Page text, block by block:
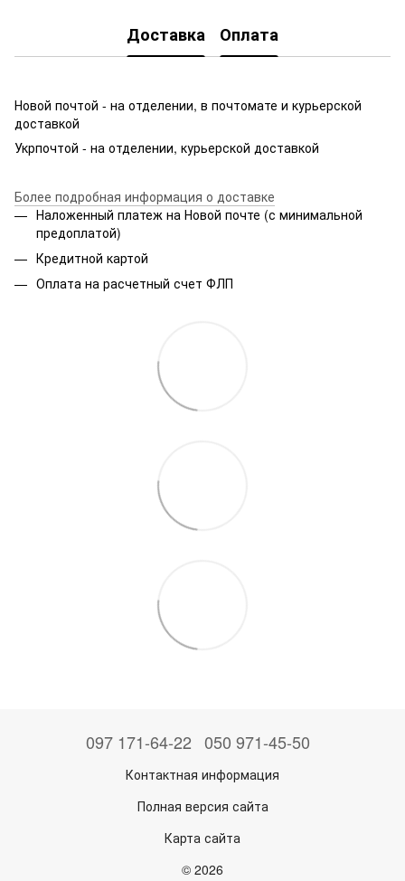
Доставка Оплата
Новой почтой - на отделении, в почтомате и курьерской
доставкой
Укрпочтой - на отделении, курьерской доставкой
Более подробная информация о доставке
Наложенный платеж на Новой почте (с минимальной
предоплатой)
Кредитной картой
Оплата на расчетный счет ФЛП
097 171-64-22 050 971-45-50
Контактная информация
Полная версия сайта
Карта сайта
© 2026